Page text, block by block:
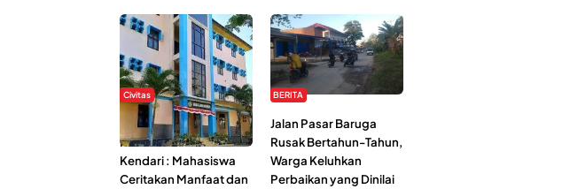
Civitas
Di Balik Kehidupan
Ma’had Al-Jami’ah UIN
Kendari : Mahasiswa
Ceritakan Manfaat dan
BERITA
Jalan Pasar Baruga
Rusak Bertahun-Tahun,
Warga Keluhkan
Perbaikan yang Dinilai